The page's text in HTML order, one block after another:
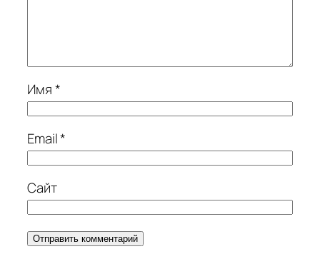
Имя*
Email*
Сайт